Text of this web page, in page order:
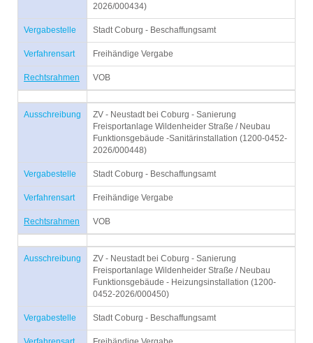
2026/000434)
Vergabestelle Stadt Coburg - Beschaffungsamt
Verfahrensart Freihändige Vergabe
Rechtsrahmen VOB
Ausschreibung
ZV - Neustadt bei Coburg - Sanierung
Freisportanlage Wildenheider Straße / Neubau
Funktionsgebäude -Sanitärinstallation (1200-0452-
2026/000448)
Vergabestelle Stadt Coburg - Beschaffungsamt
Verfahrensart Freihändige Vergabe
Rechtsrahmen VOB
Ausschreibung
ZV - Neustadt bei Coburg - Sanierung
Freisportanlage Wildenheider Straße / Neubau
Funktionsgebäude - Heizungsinstallation (1200-
0452-2026/000450)
Vergabestelle Stadt Coburg - Beschaffungsamt